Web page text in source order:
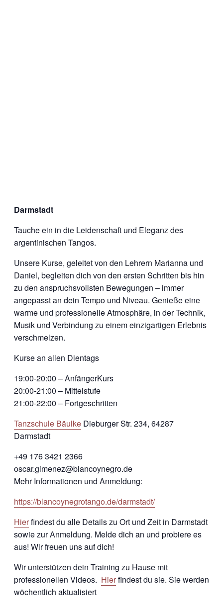
Darmstadt
Tauche ein in die Leidenschaft und Eleganz des
argentinischen Tangos.
Unsere Kurse, geleitet von den Lehrern Marianna und
Daniel, begleiten dich von den ersten Schritten bis hin
zu den anspruchsvollsten Bewegungen – immer
angepasst an dein Tempo und Niveau. Genieße eine
warme und professionelle Atmosphäre, in der Technik,
Musik und Verbindung zu einem einzigartigen Erlebnis
verschmelzen.
Kurse an allen Dientags
19:00-20:00 – AnfängerKurs
20:00-21:00 – Mittelstufe
21:00-22:00 – Fortgeschritten
Tanzschule Bäulke Dieburger Str. 234, 64287
Darmstadt
+49 176 3421 2366
oscar.gimenez@blancoynegro.de
Mehr Informationen und Anmeldung:
https://blancoynegrotango.de/darmstadt/
Hierfindest du alle Details zu Ort und Zeit in Darmstadt
sowie zur Anmeldung. Melde dich an und probiere es
aus! Wir freuen uns auf dich!
Wir unterstützen dein Training zu Hause mit
professionellen Videos. Hierfindest du sie. Sie werden
wöchentlich aktualisiert